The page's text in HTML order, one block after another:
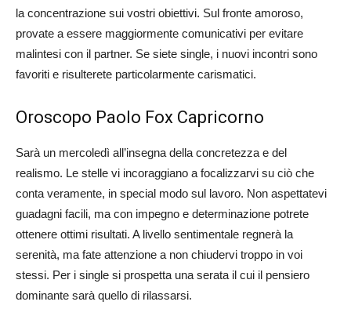
la concentrazione sui vostri obiettivi. Sul fronte amoroso,
provate a essere maggiormente comunicativi per evitare
malintesi con il partner. Se siete single, i nuovi incontri sono
favoriti e risulterete particolarmente carismatici.
Oroscopo Paolo Fox Capricorno
Sarà un mercoledì all’insegna della concretezza e del
realismo. Le stelle vi incoraggiano a focalizzarvi su ciò che
conta veramente, in special modo sul lavoro. Non aspettatevi
guadagni facili, ma con impegno e determinazione potrete
ottenere ottimi risultati. A livello sentimentale regnerà la
serenità, ma fate attenzione a non chiudervi troppo in voi
stessi. Per i single si prospetta una serata il cui il pensiero
dominante sarà quello di rilassarsi.